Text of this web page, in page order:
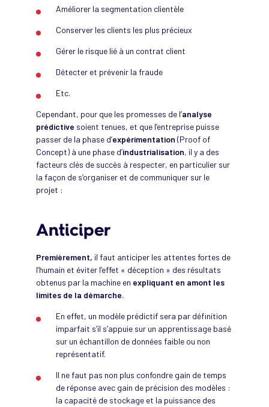
Améliorer la segmentation clientèle
Conserver les clients les plus précieux
Gérer le risque lié à un contrat client
Détecter et prévenir la fraude
Etc.
Cependant, pour que les promesses de l’analyse
prédictive soient tenues, et que l’entreprise puisse
passer de la phase d’expérimentation (Proof of
Concept) à une phase d’industrialisation, il y a des
facteurs clés de succès à respecter, en particulier sur
la façon de s’organiser et de communiquer sur le
projet :
Anticiper
Premièrement, il faut anticiper les attentes fortes de
l’humain et éviter l’effet « déception » des résultats
obtenus par la machine en expliquant en amont les
limites de la démarche.
En effet, un modèle prédictif sera par définition
imparfait s’il s’appuie sur un apprentissage basé
sur un échantillon de données faible ou non
représentatif.
Il ne faut pas non plus confondre gain de temps
de réponse avec gain de précision des modèles :
la capacité de stockage et la puissance des